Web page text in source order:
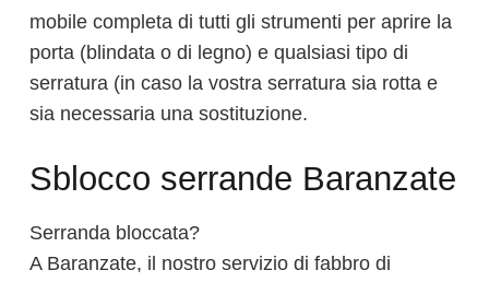
mobile completa di tutti gli strumenti per aprire la
porta (blindata o di legno) e qualsiasi tipo di
serratura (in caso la vostra serratura sia rotta e
sia necessaria una sostituzione.
Sblocco serrande Baranzate
Serranda bloccata?
A Baranzate, il nostro servizio di fabbro di